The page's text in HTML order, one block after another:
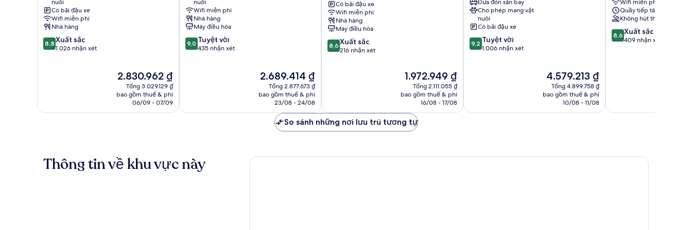
Lübeck
Phố
cổ
Lübeck
nuôi
Có bãi đậu xe
Wifi miễn phí
Nhà hàng
8.8
trên
8,8 Xuất sắc
1.026 nhận xét
Giá
hiện
tại
2.830.962 ₫
2.830.962 ₫
Tổng 3.029.129 ₫
bao gồm thuế & phí
06/09 - 07/09
Sudnuôi
Wifi miễn phí
Nhà hàng
Máy điều hòa
9.0
trên
9,0 Tuyệt vời
435 nhận xét
Giá
hiện
tại
2.689.414 ₫
2.689.414 ₫
Tổng 2.877.673 ₫
bao gồm thuế & phí
23/08 - 24/08
Stadtgraben
Sankt
Lorenz
Sud
Có bãi đậu xe
Wifi miễn phí
Nhà hàng
Máy điều hòa
8.6
trên
8,6 Xuất sắc
216 nhận xét
Giá
hiện
tại
1.972.949 ₫
1.972.949 ₫
Tổng 2.111.055 ₫
bao gồm thuế & phí
16/08 - 17/08
Phố
cổ
Lübeck
Đưa đón sân bay
Cho phép mang vật
nuôi
Có bãi đậu xe
9.2
trên
9,2 Tuyệt vời
1.006 nhận xét
Giá
hiện
tại
4.579.213 ₫
4.579.213 ₫
Tổng 4.899.758 ₫
bao gồm thuế & phí
10/08 - 11/08
Centre
Sankt
Lorenz
Sud
Wifi miễn phí
Quầy tiếp tân 24/7
Không hút thuốc
8.6
trên
8,6 Xuất sắc
409 nhận xét
So sánh những nơi lưu trú tương tự
Thông tin về khu vực này